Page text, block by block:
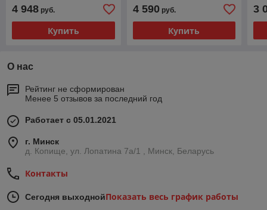
4 948 руб.
Купить
4 590руб.
Купить
3
О нас
Рейтинг не сформирован
Менее 5 отзывов за последний год
Работает с 05.01.2021
г. Минск
д. Копище, ул. Лопатина 7а/1 , Минск, Беларусь
Контакты
Сегодня выходнойПоказать весь график работы